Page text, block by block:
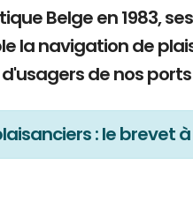
Belge en 1983,
la navigation de
de nos
: le brevet